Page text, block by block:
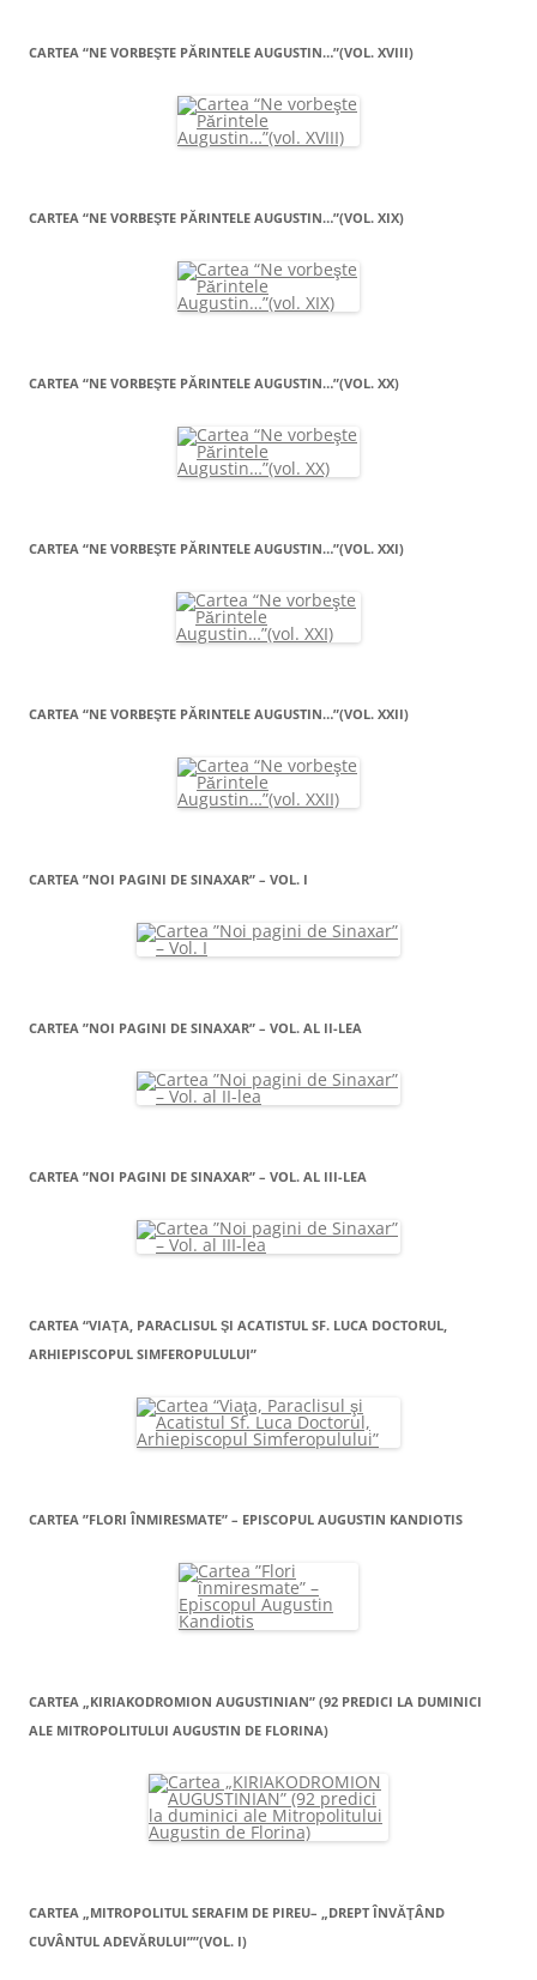
CARTEA “NE VORBEŞTE PĂRINTELE AUGUSTIN…”(VOL. XVIII)
CARTEA “NE VORBEŞTE PĂRINTELE AUGUSTIN…”(VOL. XIX)
CARTEA “NE VORBEŞTE PĂRINTELE AUGUSTIN…”(VOL. XX)
CARTEA “NE VORBEŞTE PĂRINTELE AUGUSTIN…”(VOL. XXI)
CARTEA “NE VORBEŞTE PĂRINTELE AUGUSTIN…”(VOL. XXII)
CARTEA ”NOI PAGINI DE SINAXAR” – VOL. I
CARTEA ”NOI PAGINI DE SINAXAR” – VOL. AL II-LEA
CARTEA ”NOI PAGINI DE SINAXAR” – VOL. AL III-LEA
CARTEA “VIAŢA, PARACLISUL ŞI ACATISTUL SF. LUCA DOCTORUL,
ARHIEPISCOPUL SIMFEROPULULUI”
CARTEA ”FLORI ÎNMIRESMATE” – EPISCOPUL AUGUSTIN KANDIOTIS
CARTEA „KIRIAKODROMION AUGUSTINIAN” (92 PREDICI LA DUMINICI
ALE MITROPOLITULUI AUGUSTIN DE FLORINA)
CARTEA „MITROPOLITUL SERAFIM DE PIREU– „DREPT ÎNVĂŢÂND
CUVÂNTUL ADEVĂRULUI””(VOL. I)